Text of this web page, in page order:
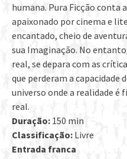
humana. Pura Ficção conta
apaixonado por cinema e
encantado, cheio de
sua Imaginação. No
real, se depara com as
que perderam a capacidade
universo onde a realidade é
real.
Duração: 150 min
Classificação: Livre
Entrada franca